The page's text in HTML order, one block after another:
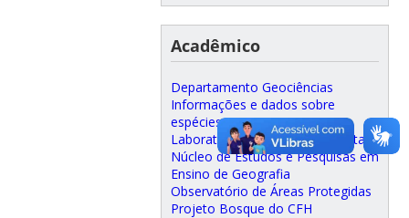
Acadêmico
Departamento Geociências
Informações e dados sobre
espécies
Laboratório de Análise Ambiental
Núcleo de Estudos e Pesquisas em
Ensino de Geografia
Observatório de Áreas Protegidas
Projeto Bosque do CFH